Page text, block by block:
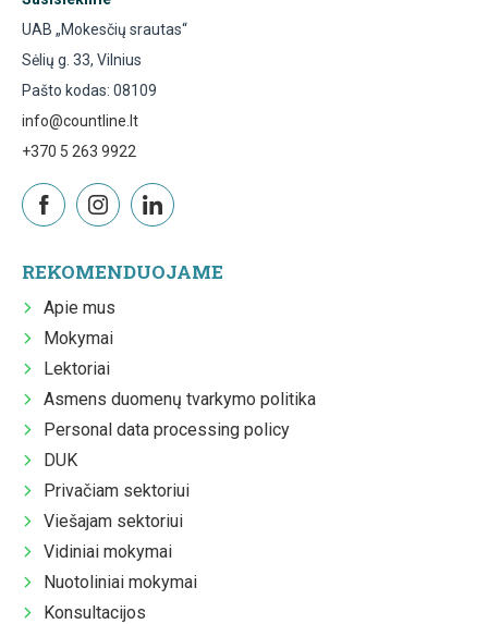
UAB „Mokesčių srautas“
Sėlių g. 33, Vilnius
Pašto kodas: 08109
info@countline.lt
+370 5 263 9922
REKOMENDUOJAME
Apie mus
Mokymai
Lektoriai
Asmens duomenų tvarkymo politika
Personal data processing policy
DUK
Privačiam sektoriui
Viešajam sektoriui
Vidiniai mokymai
Nuotoliniai mokymai
Konsultacijos